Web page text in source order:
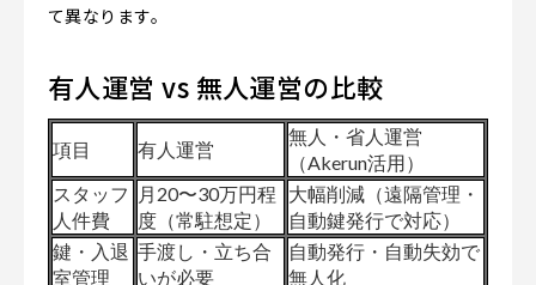
て異なります。
有人運営 vs 無人運営の比較
項目 有人運営
無人・省人運営
（Akerun活用）
スタッフ
人件費
月20〜30万円程
度（常駐想定）
大幅削減（遠隔管理・
自動鍵発行で対応）
鍵・入退
室管理
手渡し・立ち合
いが必要
自動発行・自動失効で
無人化